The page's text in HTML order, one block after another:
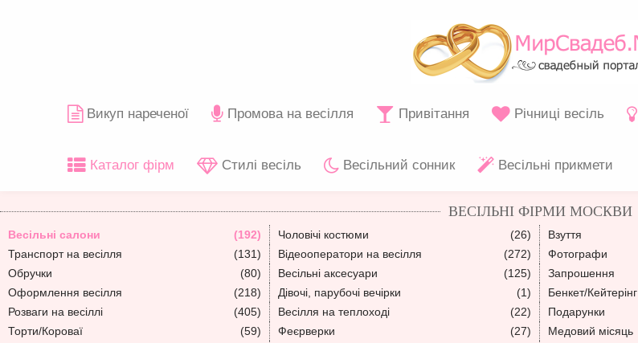
Викуп нареченої Промова на весілля Привітання Річниці весіль
Каталог фірм Стилі весіль Весільний сонник Весільні прикмети
ВЕСІЛЬНІ ФІРМИ МОСКВИ
Весільні салони (192) Чоловічі костюми (26) Взуття
Транспорт на весілля
(131) Відеооператори на весілля (272) Фотографи
Обручки
(80) Весільні аксесуари (125) Запрошення
Оформлення весілля
(218) Дівочі, парубочі вечірки (1) Бенкет/Кейтерінг
Розваги на весіллі
(405) Весілля на теплоході (22) Подарунки
Торти/Короваї
(59) Феєрверки (27) Медовий місяць